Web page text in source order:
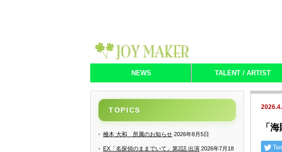
NEWS TALENT / ARTIST
「
TOPICS
檜木 大和 所属のお知らせ 2026年8月5日
EX「名探偵のままでいて」第2話 出演 2026年7月18